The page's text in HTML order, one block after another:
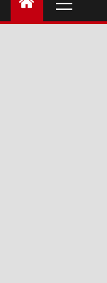
principal